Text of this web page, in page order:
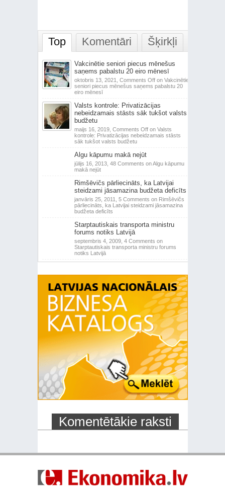
Top Komentāri Šķirkļi
Vakcinētie seniori piecus mēnešus
saņems pabalstu 20 eiro mēnesī
oktobris 13, 2021, Comments Offon Vakcinētie
seniori piecus mēnešus saņems pabalstu 20
eiro mēnesī
Valsts kontrole: Privatizācijas
nebeidzamais stāsts sāk tukšot valsts
budžetu
maijs 16, 2019, Comments Offon Valsts
kontrole: Privatizācijas nebeidzamais stāsts
sāk tukšot valsts budžetu
Algu kāpumu makā nejūt
jūlijs 16, 2013, 48 Comments on Algu kāpumu
makā nejūt
Rimšēvičs pārliecināts, ka Latvijai
steidzami jāsamazina budžeta deficīts
janvāris 25, 2011, 5 Comments on Rimšēvičs
pārliecināts, ka Latvijai steidzami jāsamazina
budžeta deficīts
Starptautiskais transporta ministru
forums notiks Latvijā
septembris 4, 2009, 4 Comments on
Starptautiskais transporta ministru forums
notiks Latvijā
Komentētākie raksti